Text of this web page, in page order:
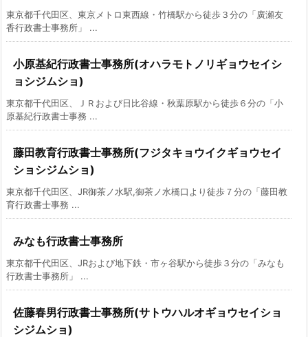
東京都千代田区、東京メトロ東西線・竹橋駅から徒歩３分の「廣瀬友
香行政書士事務所」 ...
小原基紀行政書士事務所(オハラモトノリギョウセイシ
ョシジムショ)
東京都千代田区、ＪＲおよび日比谷線・秋葉原駅から徒歩６分の「小
原基紀行政書士事務 ...
藤田教育行政書士事務所(フジタキョウイクギョウセイ
ショシジムショ)
東京都千代田区、JR御茶ノ水駅,御茶ノ水橋口より徒歩７分の「藤田教
育行政書士事務 ...
みなも行政書士事務所
東京都千代田区、JRおよび地下鉄・市ヶ谷駅から徒歩３分の「みなも
行政書士事務所」 ...
佐藤春男行政書士事務所(サトウハルオギョウセイショ
シジムショ)